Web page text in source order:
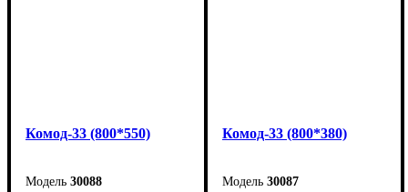
Комод-33 (800*550)
30088
Комод-33 (800*380)
30087